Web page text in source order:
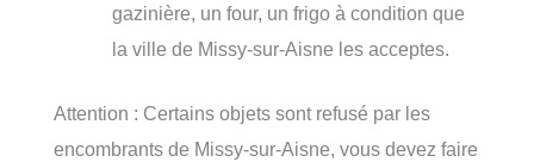
gazinière, un four, un frigo à condition que
la ville de Missy-sur-Aisne les acceptes.
Attention : Certains objets sont refusé par les
encombrants de Missy-sur-Aisne, vous devez faire